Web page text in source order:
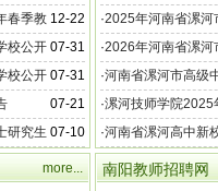
12-22
春季教
07-31
校公开
07-31
校公开
07-21
07-10
研究生
·2025年河南省漯河
12名公告
·2026年河南省漯河
·河南省漯河市高级
年教师招聘的公告
·漯河技师学院2025
·河南省漯河高中新
批教师招聘公告
more... 南阳教师招聘网